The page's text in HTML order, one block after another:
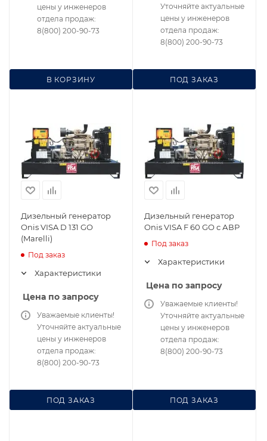
В КОРЗИНУ
цены у инженеров
отдела продаж:
8(800) 200-90-73
ПОД ЗАКАЗ
Уточняйте актуальные
цены у инженеров
отдела продаж:
8(800) 200-90-73
Дизельный генератор
Onis VISA D 131 GO
(Marelli)
Под заказ
Характеристики
Цена по запросу
ПОД ЗАКАЗ
Уважаемые клиенты!
Уточняйте актуальные
цены у инженеров
отдела продаж:
8(800) 200-90-73
Дизельный генератор
Onis VISA F 60 GO с АВР
Под заказ
Характеристики
Цена по запросу
ПОД ЗАКАЗ
Уважаемые клиенты!
Уточняйте актуальные
цены у инженеров
отдела продаж:
8(800) 200-90-73